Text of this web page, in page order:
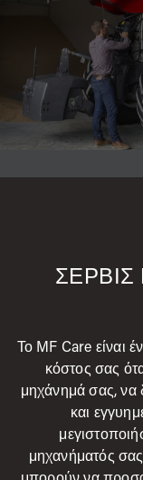
Το MF Care είναι
κόστος σας
μηχάνημά σας, να
και
μηχανήματός